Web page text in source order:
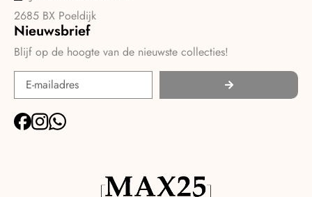
2685 BX Poeldijk
Nieuwsbrief
Blijf op de hoogte van de nieuwste collecties!